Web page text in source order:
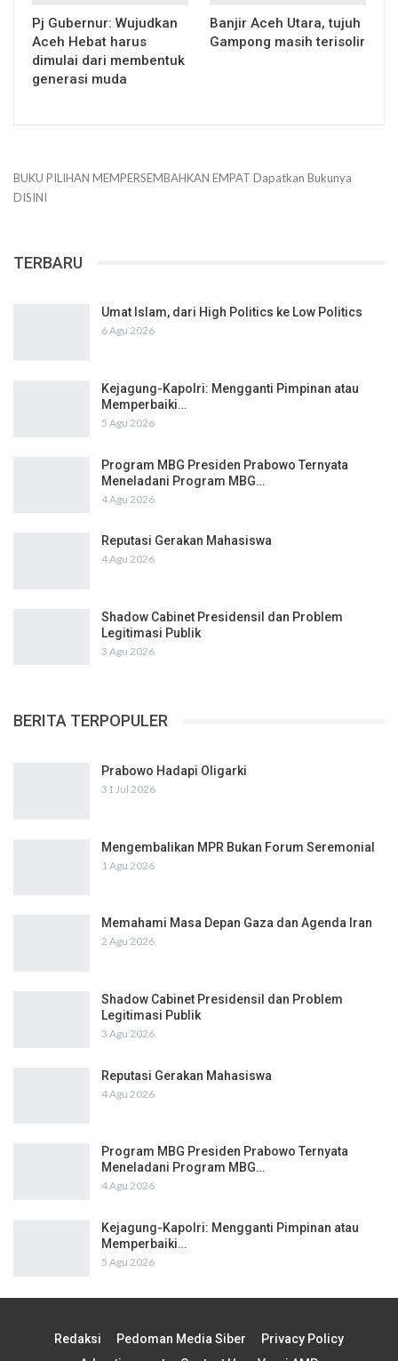
Pj Gubernur: Wujudkan
Aceh Hebat harus
dimulai dari membentuk
generasi muda
Banjir Aceh Utara, tujuh
Gampong masih terisolir
BUKU PILIHAN MEMPERSEMBAHKAN EMPAT Dapatkan Bukunya
DISINI
TERBARU
Umat Islam, dari High Politics ke Low Politics
6 Agu 2026
Kejagung-Kapolri: Mengganti Pimpinan atau
Memperbaiki…
5 Agu 2026
Program MBG Presiden Prabowo Ternyata
Meneladani Program MBG…
4 Agu 2026
Reputasi Gerakan Mahasiswa
4 Agu 2026
Shadow Cabinet Presidensil dan Problem
Legitimasi Publik
3 Agu 2026
BERITA TERPOPULER
Prabowo Hadapi Oligarki
31 Jul 2026
Mengembalikan MPR Bukan Forum Seremonial
1 Agu 2026
Memahami Masa Depan Gaza dan Agenda Iran
2 Agu 2026
Shadow Cabinet Presidensil dan Problem
Legitimasi Publik
3 Agu 2026
Reputasi Gerakan Mahasiswa
4 Agu 2026
Program MBG Presiden Prabowo Ternyata
Meneladani Program MBG…
4 Agu 2026
Kejagung-Kapolri: Mengganti Pimpinan atau
Memperbaiki…
5 Agu 2026
Redaksi Pedoman Media Siber
Privacy Policy